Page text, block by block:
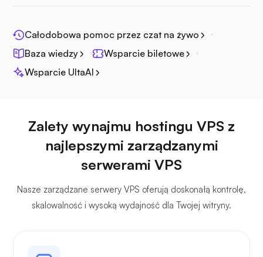
Własna transmisja
Całodobowa pomoc przez czat na żywo
Baza wiedzy
Wsparcie biletowe
Wsparcie UltaAI
Zalety wynajmu hostingu VPS z
najlepszymi zarządzanymi
serwerami VPS
Nasze zarządzane serwery VPS oferują doskonałą kontrolę,
skalowalność i wysoką wydajność dla Twojej witryny.